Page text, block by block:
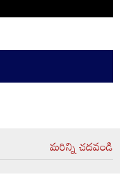
మరిన్ని చదవండి